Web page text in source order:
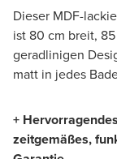
Dieser MDF-
ist 80 cm breit,
geradlinigen
matt in jedes
+
zeitgemäßes,